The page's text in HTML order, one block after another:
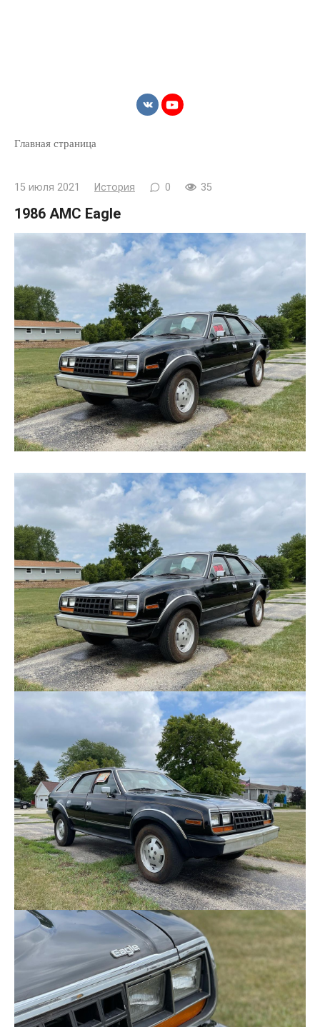
Главная страница
15 июля 2021 История 0 35
1986 AMC Eagle